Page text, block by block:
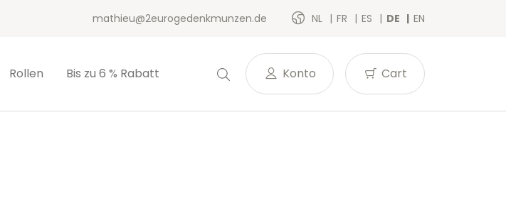
mathieu@2eurogedenkmunzen.de NL FR ES DE EN
Rollen Bis zu 6 % Rabatt Konto Cart